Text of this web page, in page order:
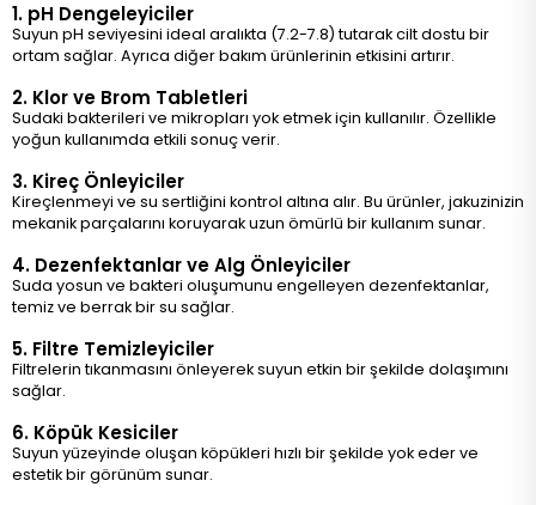
1. pH Dengeleyiciler
Suyun pH seviyesini ideal aralıkta (7.2-7.8) tutarak cilt dostu bir
ortam sağlar. Ayrıca diğer bakım ürünlerinin etkisini artırır.
2. Klor ve Brom Tabletleri
Sudaki bakterileri ve mikropları yok etmek için kullanılır. Özellikle
yoğun kullanımda etkili sonuç verir.
3. Kireç Önleyiciler
Kireçlenmeyi ve su sertliğini kontrol altına alır. Bu ürünler, jakuzinizin
mekanik parçalarını koruyarak uzun ömürlü bir kullanım sunar.
4. Dezenfektanlar ve Alg Önleyiciler
Suda yosun ve bakteri oluşumunu engelleyen dezenfektanlar,
temiz ve berrak bir su sağlar.
5. Filtre Temizleyiciler
Filtrelerin tıkanmasını önleyerek suyun etkin bir şekilde dolaşımını
sağlar.
6. Köpük Kesiciler
Suyun yüzeyinde oluşan köpükleri hızlı bir şekilde yok eder ve
estetik bir görünüm sunar.